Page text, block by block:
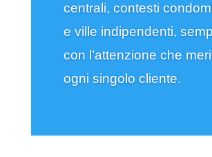
centrali, contesti
e ville indipendenti,
con l’attenzione che
ogni singolo cliente.